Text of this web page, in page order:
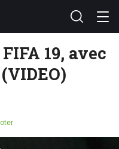
19, avec